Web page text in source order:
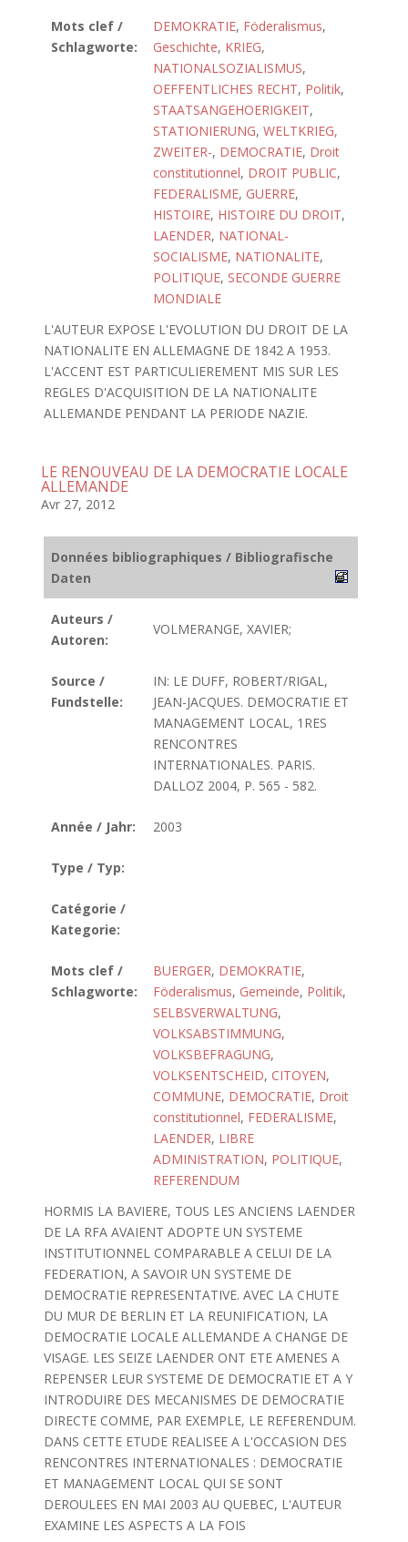
Mots clef /
Schlagworte:
DEMOKRATIE, Föderalismus,
Geschichte, KRIEG,
NATIONALSOZIALISMUS,
OEFFENTLICHES RECHT, Politik,
STAATSANGEHOERIGKEIT,
STATIONIERUNG, WELTKRIEG,
ZWEITER-, DEMOCRATIE, Droit
constitutionnel, DROIT PUBLIC,
FEDERALISME, GUERRE,
HISTOIRE, HISTOIRE DU DROIT,
LAENDER, NATIONAL-
SOCIALISME, NATIONALITE,
POLITIQUE, SECONDE GUERRE
MONDIALE
L'AUTEUR EXPOSE L'EVOLUTION DU DROIT DE LA
NATIONALITE EN ALLEMAGNE DE 1842 A 1953.
L'ACCENT EST PARTICULIEREMENT MIS SUR LES
REGLES D'ACQUISITION DE LA NATIONALITE
ALLEMANDE PENDANT LA PERIODE NAZIE.
LE RENOUVEAU DE LA DEMOCRATIE LOCALE
ALLEMANDE
Avr 27, 2012
Données bibliographiques / Bibliografische
Daten
Auteurs /
Autoren:
VOLMERANGE, XAVIER;
Source /
Fundstelle:
IN: LE DUFF, ROBERT/RIGAL,
JEAN-JACQUES. DEMOCRATIE ET
MANAGEMENT LOCAL, 1RES
RENCONTRES
INTERNATIONALES. PARIS.
DALLOZ 2004, P. 565 - 582.
Année / Jahr: 2003
Type / Typ:
Catégorie /
Kategorie:
Mots clef /
Schlagworte:
BUERGER, DEMOKRATIE,
Föderalismus, Gemeinde, Politik,
SELBSVERWALTUNG,
VOLKSABSTIMMUNG,
VOLKSBEFRAGUNG,
VOLKSENTSCHEID, CITOYEN,
COMMUNE, DEMOCRATIE, Droit
constitutionnel, FEDERALISME,
LAENDER, LIBRE
ADMINISTRATION, POLITIQUE,
REFERENDUM
HORMIS LA BAVIERE, TOUS LES ANCIENS LAENDER
DE LA RFA AVAIENT ADOPTE UN SYSTEME
INSTITUTIONNEL COMPARABLE A CELUI DE LA
FEDERATION, A SAVOIR UN SYSTEME DE
DEMOCRATIE REPRESENTATIVE. AVEC LA CHUTE
DU MUR DE BERLIN ET LA REUNIFICATION, LA
DEMOCRATIE LOCALE ALLEMANDE A CHANGE DE
VISAGE. LES SEIZE LAENDER ONT ETE AMENES A
REPENSER LEUR SYSTEME DE DEMOCRATIE ET A Y
INTRODUIRE DES MECANISMES DE DEMOCRATIE
DIRECTE COMME, PAR EXEMPLE, LE REFERENDUM.
DANS CETTE ETUDE REALISEE A L'OCCASION DES
RENCONTRES INTERNATIONALES : DEMOCRATIE
ET MANAGEMENT LOCAL QUI SE SONT
DEROULEES EN MAI 2003 AU QUEBEC, L'AUTEUR
EXAMINE LES ASPECTS A LA FOIS